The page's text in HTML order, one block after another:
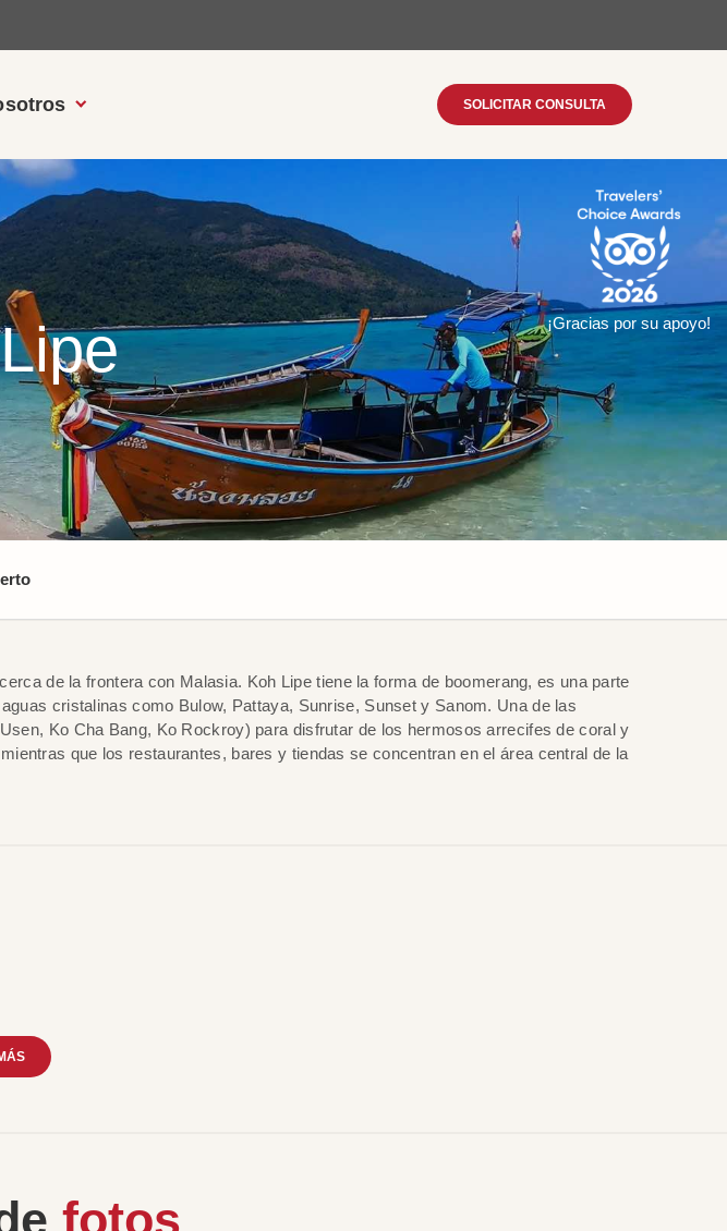
SOLICITAR CONSULTA
¡Gracias por su apoyo!
de la frontera con Malasia. Koh Lipe tiene la forma de boomerang, es una parte
cristalinas como Bulow, Pattaya, Sunrise, Sunset y Sanom. Una de las
Ko Cha Bang, Ko Rockroy) para disfrutar de los hermosos arrecifes de coral y
que los restaurantes, bares y tiendas se concentran en el área central de la
fotos